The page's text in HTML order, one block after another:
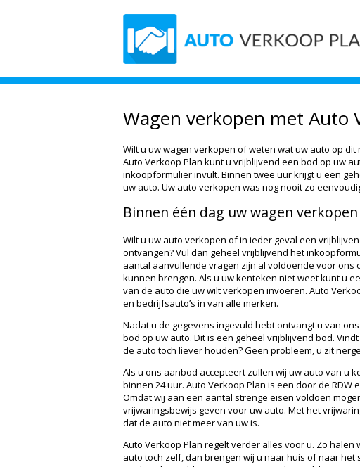
Wagen verkopen met Auto
Wilt u uw wagen verkopen of weten wat uw auto op dit
Auto Verkoop Plan kunt u vrijblijvend een bod op uw
inkoopformulier invult. Binnen twee uur krijgt u een
uw auto. Uw auto verkopen was nog nooit zo
Binnen één dag uw wagen
Wilt u uw auto verkopen of in ieder geval een
ontvangen? Vul dan geheel vrijblijvend het
aantal aanvullende vragen zijn al voldoende voor ons
kunnen brengen. Als u uw kenteken niet weet kunt u
van de auto die uw wilt verkopen invoeren. Auto
en bedrijfsauto’s in van alle merken.
Nadat u de gegevens ingevuld hebt ontvangt u van
bod op uw auto. Dit is een geheel vrijblijvend bod.
de auto toch lieverhouden? Geen probleem, u zit
Als u ons aanbod accepteert zullen wij uw auto van u
binnen 24 uur. Auto Verkoop Plan is een door de RDW
Omdat wij aan een aantal strenge eisen voldoen
vrijwaringsbewijs geven voor uw auto. Met het
dat de auto niet meer van uw is.
Auto Verkoop Plan regelt verder alles voor u. Zo halen
auto toch zelf, dan brengen wij u naar huis of naar het